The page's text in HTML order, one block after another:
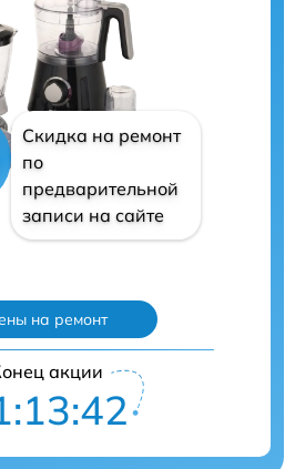
Скидка на ремонт
по
предварительной
записи на сайте
на ремонт
акции